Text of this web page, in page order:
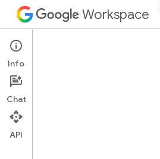
Workspace
Apps Script
Panoramica
Info
Chat
API